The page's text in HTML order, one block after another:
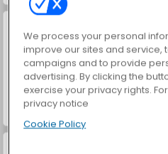
Car Parking City Duel
We process your personal
improve our sites and service,
campaigns and to provide
advertising. By clicking the
exercise your privacy rights.
privacy notice
Cookie Policy